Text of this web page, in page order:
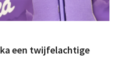
een twijfelachtige